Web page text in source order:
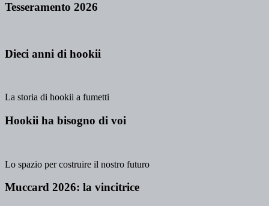
Tesseramento 2026
Dieci anni di hookii
La storia di hookii a fumetti
Hookii ha bisogno di voi
Lo spazio per costruire il nostro futuro
Muccard 2026: la vincitrice